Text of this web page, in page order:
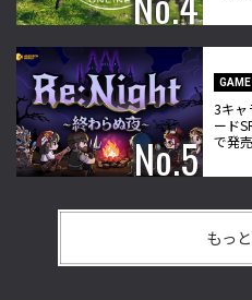
GAME
3キャ
ード
で発
もっ